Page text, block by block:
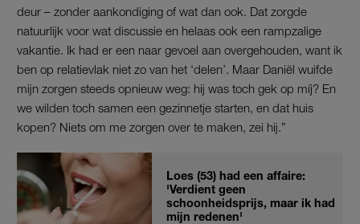
deur – zonder aankondiging of wat dan ook. Dat zorgde
natuurlijk voor wat discussie en helaas ook een rampzalige
vakantie. Ik had er een naar gevoel aan overgehouden, want ik
ben op relatievlak niet zo van het ‘delen’. Maar Daniël wuifde
mijn zorgen steeds opnieuw weg: hij was toch gek op míj? En
we wilden toch samen een gezinnetje starten, en dat huis
kopen? Niets om me zorgen over te maken, zei hij.”
Loes (53) had een affaire:
'Verdient geen
schoonheidsprijs, maar ik had
mijn redenen'